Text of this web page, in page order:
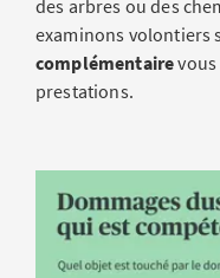
des arbres ou des
examinons volontiers
complémentairevous
prestations.